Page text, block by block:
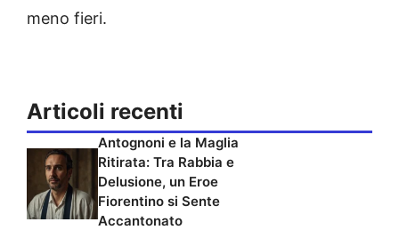
meno fieri.
Articoli recenti
Antognoni e la Maglia
Ritirata: Tra Rabbia e
Delusione, un Eroe
Fiorentino si Sente
Accantonato